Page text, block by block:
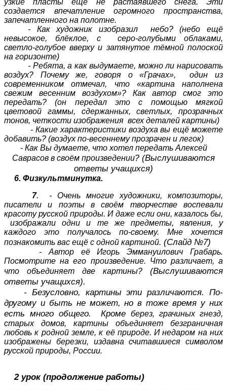
узкие пласты ещё не растаявшего снега. Эти
создается впечатление огромного пространства,
запечатленного на полотне.
- Как художник изобразил небо? (небо ещё
невысокое, блёклое, с серо-голубыми облаками,
светло-голубое вверху и затянутое тёмной полоской
на горизонте)
- Ребята, а как выдумаете, можно ли нарисовать
воздух?
Почему же, говоря о «Грачах», один из
современником отмечал, что «картина наполнена
свежим весенним воздухом»? Как автор смог это
передать? (он передал это с помощью мягкой
цветовой гаммы, сдержанных, светлых, прозрачных
тонов, четкости изображения всех деталей картины)
- Какие характеристики воздуха вы ещё можете
добавить? (воздух по-весеннему прозрачен и легок)
- Как Вы думаете, что хотел передать Алексей
Саврасов в своём произведении? (Выслушиваются
ответы учащихся)
6. Физкультминутка.
7. - Очень многие художники, композиторы,
писатели и поэты в своём творчестве воспевали
красоту русской природы. И даже если они, казалось бы,
изображали одни и те же предметы, явления, у
каждого это получалось по-своему. Мне хочется
познакомить вас ещё с одной картиной. (Слайд №7)
- Автор её Игорь Эммануилович Грабарь.
Посмотрите на его произведение. Что различает, а
что объединяет две картины? (Выслушиваются
ответы учащихся).
- Безусловно, картины эти различаются. По-
другому и быть не может, но в тоже время у них
есть много общего. Кромеберез, грачиных гнезд,
старых домов, картины объединяет безграничная
любовь к родной земле, к её природе. И недаром на них
изображены березки, издавна считавшиеся символом
русской природы, России.
2 урок (продолжение работы)